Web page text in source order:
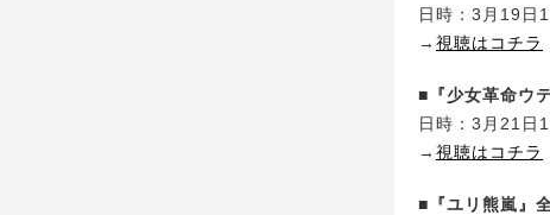
日時：3月19日
→ 視聴はコチラ
■『少女革命ウ
日時：3月21日
→ 視聴はコチラ
■『ユリ熊嵐』